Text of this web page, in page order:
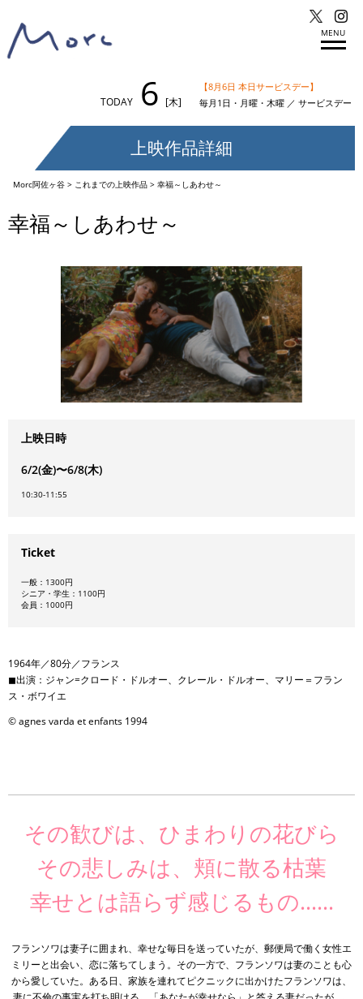
MENU
TODAY 6 [木]
【8月6日 本日サービスデー】
毎月1日・月曜・木曜 ／ サービスデー
上映作品詳細
Morc阿佐ヶ谷> これまでの上映作品> 幸福～しあわせ～
幸福～しあわせ～
上映日時
6/2(金)〜6/8(木)
10:30-11:55
Ticket
一般：1300円
シニア・学生：1100円
会員：1000円
1964年／80分／フランス
◼︎出演：ジャン=クロード・ドルオー、クレール・ドルオー、マリー＝フラン
ス・ボワイエ
© agnes varda et enfants 1994
その歓びは、ひまわりの花びら
その悲しみは、頬に散る枯葉
幸せとは語らず感じるもの……
フランソワは妻子に囲まれ、幸せな毎日を送っていたが、郵便局で働く女性エ
ミリーと出会い、恋に落ちてしまう。その一方で、フランソワは妻のことも心
から愛していた。ある日、家族を連れてピクニックに出かけたフランソワは、